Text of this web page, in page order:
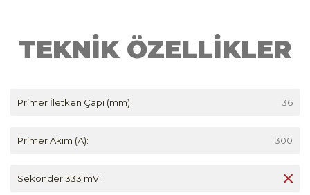
TEKNİK ÖZELLİKLER
Primer İletken Çapı (mm): 36
Primer Akım (A): 300
Sekonder 333 mV: